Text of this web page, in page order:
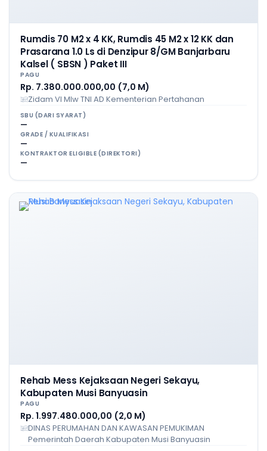
Rumdis 70 M2 x 4 KK, Rumdis 45 M2 x 12 KK dan
Prasarana 1.0 Ls di Denzipur 8/GM Banjarbaru
Kalsel ( SBSN ) Paket III
PAGU
Rp. 7.380.000.000,00 (7,0 M)
Zidam VI Mlw TNI AD Kementerian Pertahanan
SBU (DARI SYARAT)
—
GRADE / KUALIFIKASI
—
KONTRAKTOR ELIGIBLE (DIREKTORI)
—
Rehab Mess Kejaksaan Negeri Sekayu,
Kabupaten Musi Banyuasin
PAGU
Rp. 1.997.480.000,00 (2,0 M)
DINAS PERUMAHAN DAN KAWASAN PEMUKIMAN
Pemerintah Daerah Kabupaten Musi Banyuasin